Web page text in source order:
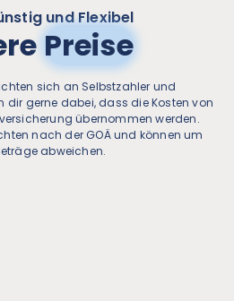
und Flexibel
Preise
sich an Selbstzahler und
dir gerne dabei, dass die Kosten von
übernommen werden.
nach der GOÄ und können um
abweichen.